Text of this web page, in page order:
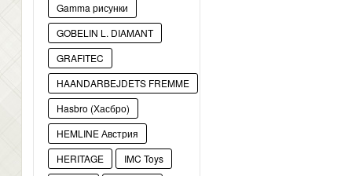
Gamma рисунки
GOBELIN L. DIAMANT
GRAFITEC
HAANDARBEJDETS FREMME
Hasbro (Хасбро)
HEMLINE Австрия
HERITAGE
IMC Toys